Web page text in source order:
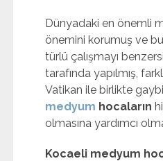
Dünyadaki en önemli
önemini korumuş ve
türlü çalışmayı
tarafında yapılmış,
Vatikan ile birlikte
medyum hocaların
olmasına yardımcı
Kocaeli medyum